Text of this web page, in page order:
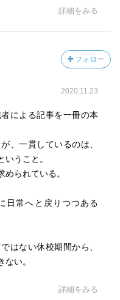
ー財団）
デュマッププロジェク
詳細をみる
フォロー
2020.11.23
による記事を一冊の本
、一貫しているのは、
うこと。
られている。
日常へと戻りつつある
はない休校期間から、
い。
詳細をみる